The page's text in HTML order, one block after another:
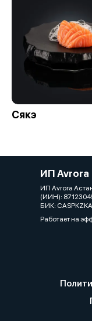
Сякэ
ИП Avrora
ИП Avrora
(ИИН):
БИК:
Работает на